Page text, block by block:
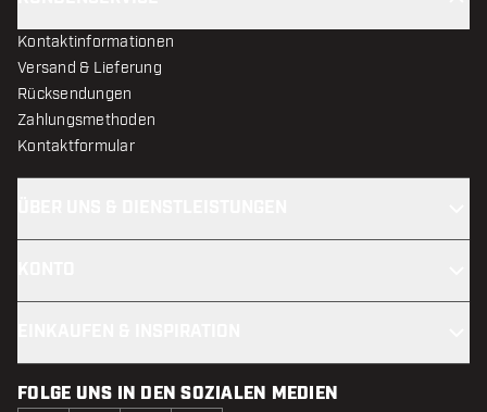
Kontaktinformationen
Versand & Lieferung
Rücksendungen
Zahlungsmethoden
Kontaktformular
FOLGE UNS IN DEN SOZIALEN MEDIEN